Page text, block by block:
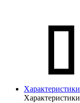
Характеристики
Характеристики